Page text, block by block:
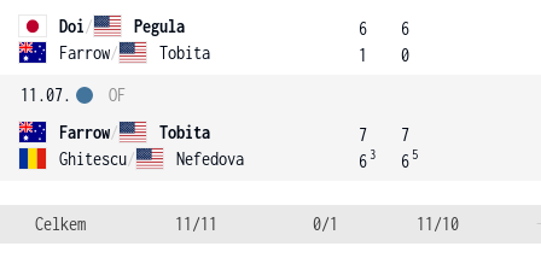
Doi/
Pegula
Farrow/ Tobita
6
1
6
0
11.07.
Farrow/
Tobita
Ghitescu/ Nefedova
OF
7
6 3
7
6 5
Celkem 11/11 0/1 11/10